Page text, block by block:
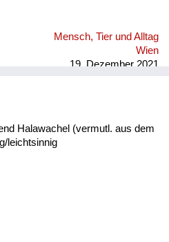
Mensch, Tier und Alltag
Wien
19. Dezember 2021
Halawachel (vermutl. aus dem
leichtsinnig